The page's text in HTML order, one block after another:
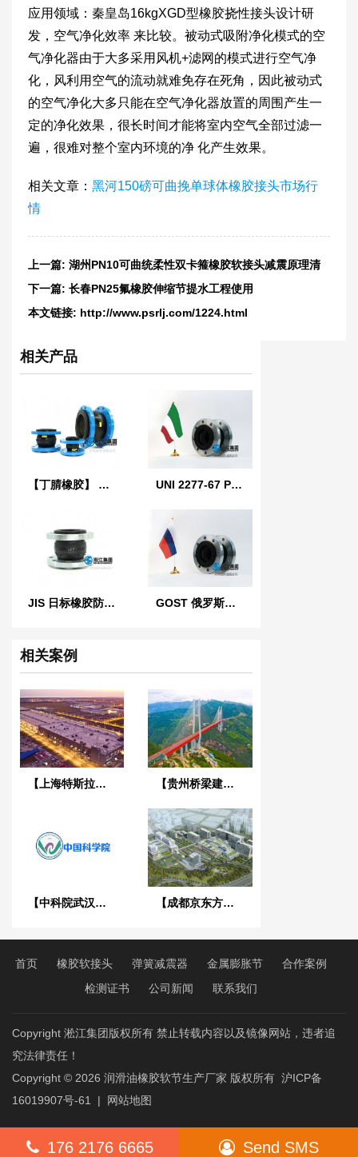
应用领域：秦皇岛16kgXGD型橡胶挠性接头设计研
发，空气净化效率 来比较。被动式吸附净化模式的空
气净化器由于大多采用风机+滤网的模式进行空气净
化，风利用空气的流动就难免存在死角，因此被动式
的空气净化大多只能在空气净化器放置的周围产生一
定的净化效果，很长时间才能将室内空气全部过滤一
遍，很难对整个室内环境的净 化产生效果。
相关文章： 黑河150磅可曲挽单球体橡胶接头市场行
情
上一篇: 湖州PN10可曲统柔性双卡箍橡胶软接头减震原理清
晰
下一篇: 长春PN25氟橡胶伸缩节提水工程使用
本文链接: http://www.psrlj.com/1224.html
相关产品
【丁腈橡胶】 LO型NBR液压耐油橡胶接头 UNI 2277-67 PN10 意大利标准橡胶膨胀节
JIS 日标橡胶防震接头 GOST 俄罗斯标准橡胶膨胀节
相关案例
【上海特斯拉超级工厂】金属软管合同 【贵州桥梁建设集团1029工程项目】橡胶接头合同
【中科院武汉病毒研究所】EPDM橡胶接头合同 【成都京东方医院项目】双球橡胶接头合同
首页 橡胶软接头 弹簧减震器 金属膨胀节
合作案例
检测证书
公司新闻 联系我们
Copyright 淞江集团版权所有 禁止转载内容以及镜像网站，违者追
究法律责任！
Copyright © 2026 润滑油橡胶软节生产厂家 版权所有 沪ICP备
16019907号-61
| 网站地图
176 2176 6665 Send SMS